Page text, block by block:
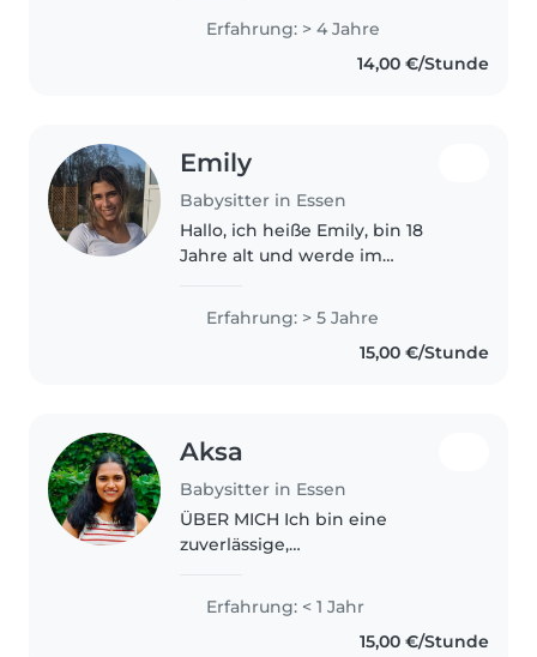
es auch Immer noch, wenn sie
Fragen haben können sie mir
auch so schreiben 🥰
Erfahrung: > 4 Jahre
14,00 €/Stunde
Emily
Babysitter in Essen
Hallo, ich heiße Emily, bin 18
Jahre alt und werde im
mache ich eine Ausbildung im
Bereich Sportmedizin. Ich bin
Erfahrung: > 5 Jahre
15,00 €/Stunde
Aksa
Babysitter in Essen
ÜBER MICH Ich bin eine
zuverlässige,
arbeite ich als Au-pair in Kerken,
Deutschland. Ich betreue Kinder,
Erfahrung: < 1 Jahr
15,00 €/Stunde